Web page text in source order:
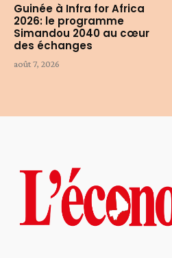
Guinée à Infra for Africa
2026: le programme
Simandou 2040 au cœur
des échanges
août 7, 2026